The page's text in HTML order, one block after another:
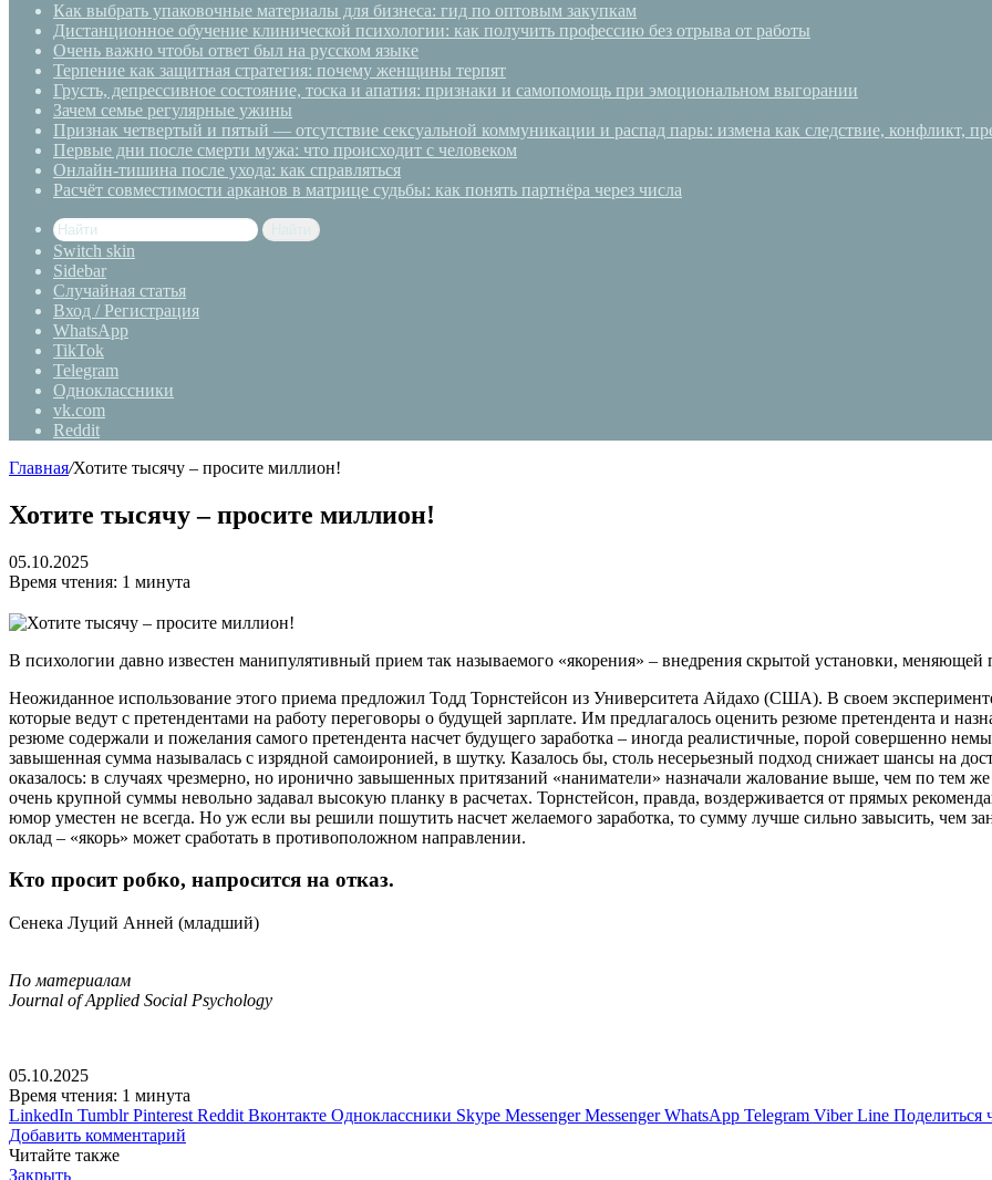
Как выбрать упаковочные материалы для бизнеса: гид по оптовым закупкам
Дистанционное обучение клинической психологии: как получить профессию без отрыва от работы
Очень важно чтобы ответ был на русском языке
Терпение как защитная стратегия: почему женщины терпят
Грусть, депрессивное состояние, тоска и апатия: признаки и самопомощь при эмоциональном выгорании
Зачем семье регулярные ужины
Признак четвертый и пятый — отсутствие сексуальной коммуникации и распад пары: измена как следствие, конфликт,
Первые дни после смерти мужа: что происходит с человеком
Онлайн-тишина после ухода: как справляться
Расчёт совместимости арканов в матрице судьбы: как понять партнёра через числа
Switch skin
Sidebar
Случайная статья
Вход / Регистрация
WhatsApp
TikTok
Telegram
Одноклассники
vk.com
Reddit
Главная/Хотите тысячу – просите миллион!
Хотите тысячу – просите миллион!
05.10.2025
Время чтения: 1 минута
В психологии давно известен манипулятивный прием так называемого «якорения» – внедрения скрытой установки, меняющей
Неожиданное использование этого приема предложил Тодд Торнстейсон из Университета Айдахо (США). В своем
которые ведут с претендентами на работу переговоры о будущей зарплате. Им предлагалось оценить резюме претендента и
резюме содержали и пожелания самого претендента насчет будущего заработка – иногда реалистичные, порой совершенно
завышенная сумма называлась с изрядной самоиронией, в шутку. Казалось бы, столь несерьезный подход снижает шансы на
оказалось: в случаях чрезмерно, но иронично завышенных притязаний «наниматели» назначали жалование выше, чем по тем
очень крупной суммы невольно задавал высокую планку в расчетах. Торнстейсон, правда, воздерживается от прямых
юмор уместен не всегда. Но уж если вы решили пошутить насчет желаемого заработка, то сумму лучше сильно завысить, чем
оклад – «якорь» может сработать в противоположном направлении.
Кто просит робко, напросится на отказ.
Сенека Луций Анней (младший)
По материалам
Journal of Applied Social Psychology
05.10.2025
Время чтения: 1 минута
LinkedIn Tumblr Pinterest Reddit Вконтакте Одноклассники Skype Messenger Messenger WhatsApp Telegram Viber Line Поделиться
Добавить комментарий
Читайте также
Закрыть